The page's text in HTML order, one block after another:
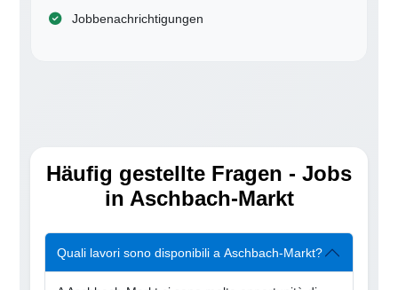
Jobbenachrichtigungen
Häufig gestellte Fragen - Jobs
in Aschbach-Markt
Quali lavori sono disponibili a Aschbach-Markt?